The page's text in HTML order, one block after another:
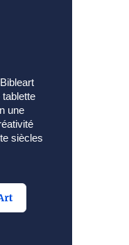
une
siècles